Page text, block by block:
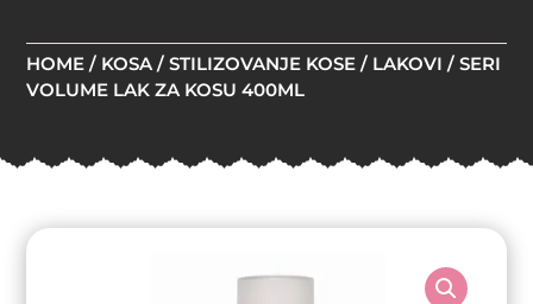
HOME / KOSA /STILIZOVANJE KOSE / LAKOVI / SERI
VOLUME LAK ZA KOSU 400ML